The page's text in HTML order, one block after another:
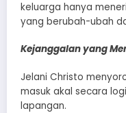
keluarga hanya
yang berubah-ubah
​Kejanggalan yang
​Jelani Christo
masuk akal secara
lapangan.